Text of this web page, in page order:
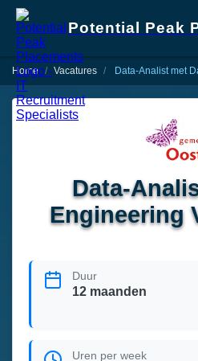
Potential Peak
Home Vacatures Data-Analist met
Data-
Engineering
Duur
12 maanden
Uren per week